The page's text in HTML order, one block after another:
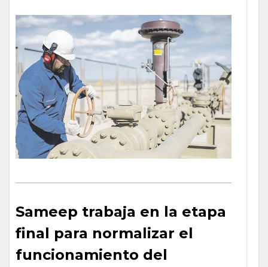
Sameep trabaja en la etapa
final para normalizar el
funcionamiento del